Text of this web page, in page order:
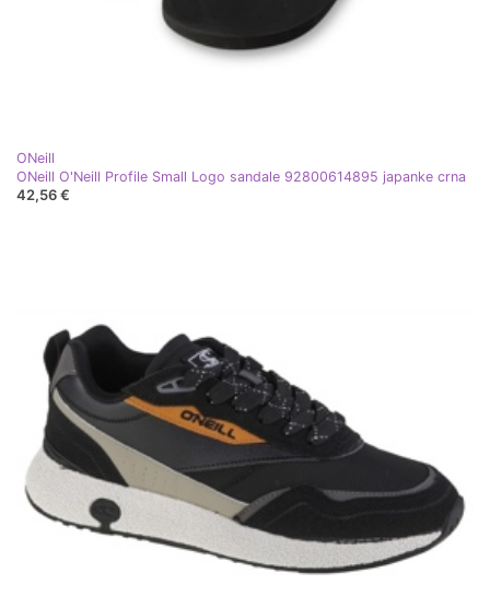
ONeill
ONeill O'Neill Profile Small Logo sandale 92800614895 japanke crna
42,56 €